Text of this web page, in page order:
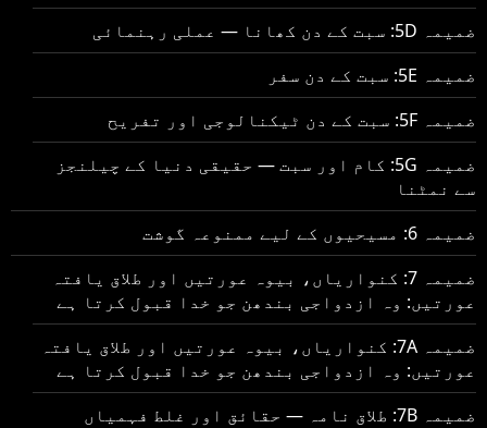
ضمیمہ 5D: سبت کے دن کھانا — عملی رہنمائی
ضمیمہ 5E: سبت کے دن سفر
ضمیمہ 5F: سبت کے دن ٹیکنالوجی اور تفریح
ضمیمہ 5G: کام اور سبت — حقیقی دنیا کے چیلنجز
سے نمٹنا
ضمیمہ 6: مسیحیوں کے لیے ممنوعہ گوشت
ضمیمہ 7: کنواریاں، بیوہ عورتیں اور طلاق یافتہ
عورتیں: وہ ازدواجی بندھن جو خدا قبول کرتا ہے
ضمیمہ 7A: کنواریاں، بیوہ عورتیں اور طلاق یافتہ
عورتیں: وہ ازدواجی بندھن جو خدا قبول کرتا ہے
ضمیمہ 7B: طلاق نامہ — حقائق اور غلط فہمیاں